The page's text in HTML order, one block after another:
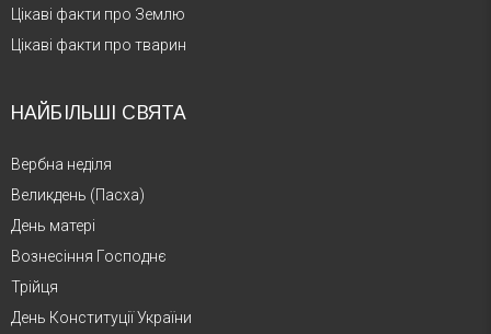
Цікаві факти про Землю
Цікаві факти про тварин
НАЙБІЛЬШІ СВЯТА
Вербна неділя
Великдень (Пасха)
День матері
Вознесіння Господнє
Трійця
День Конституції України